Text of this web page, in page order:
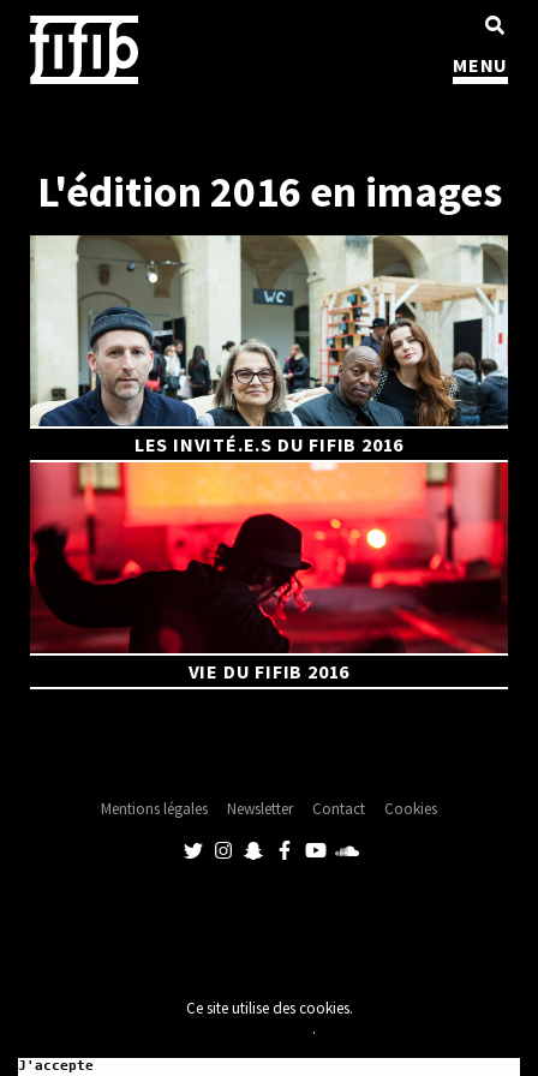
MENU
L'édition 2016 en images
LES INVITÉ.E.S DU FIFIB 2016
VIE DU FIFIB 2016
Mentions légales Newsletter Contact Cookies
Ce site utilise des cookies.
.
J'accepte